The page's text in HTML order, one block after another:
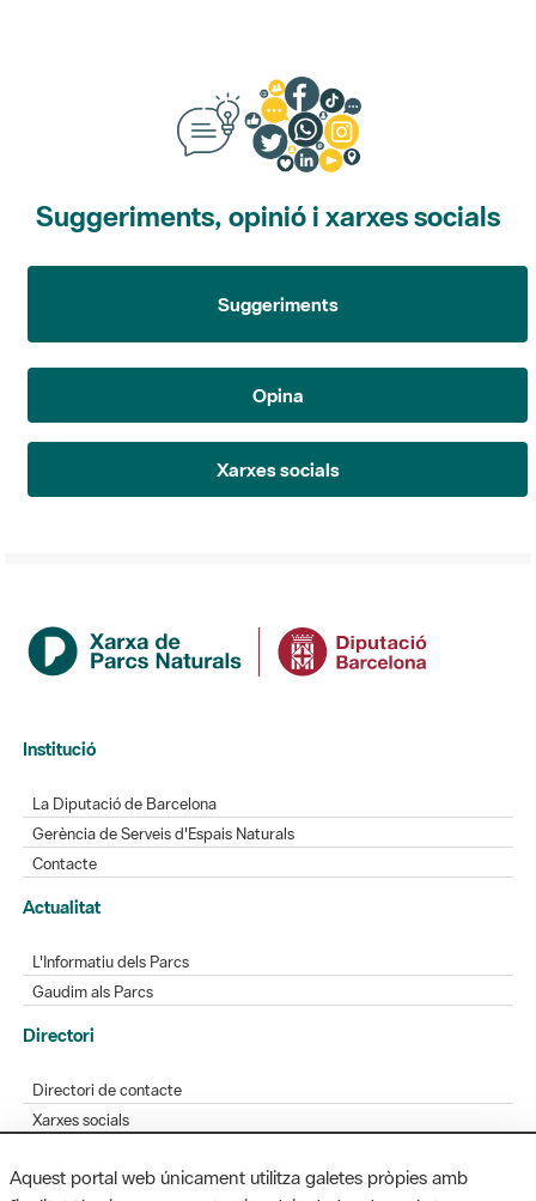
Suggeriments, opinió i xarxes socials
Suggeriments
Opina
Xarxes socials
Institució
La Diputació de Barcelona
Gerència de Serveis d'Espais Naturals
Contacte
Actualitat
L'Informatiu dels Parcs
Gaudim als Parcs
Directori
Directori de contacte
Xarxes socials
Bústia de suggeriments
Aquest portal web únicament utilitza galetes pròpies amb